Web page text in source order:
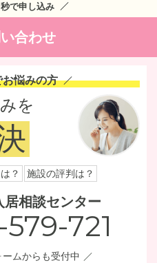
で申し込み
合わせ
悩みの方
を
？ 施設の評判は？
相談センター
721
ムからも受付中